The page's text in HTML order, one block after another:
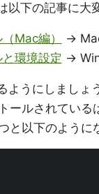
以下の記事に大
Mac編）
→
環境設定 →
ようにしましょ
ールされてい
と以下のように